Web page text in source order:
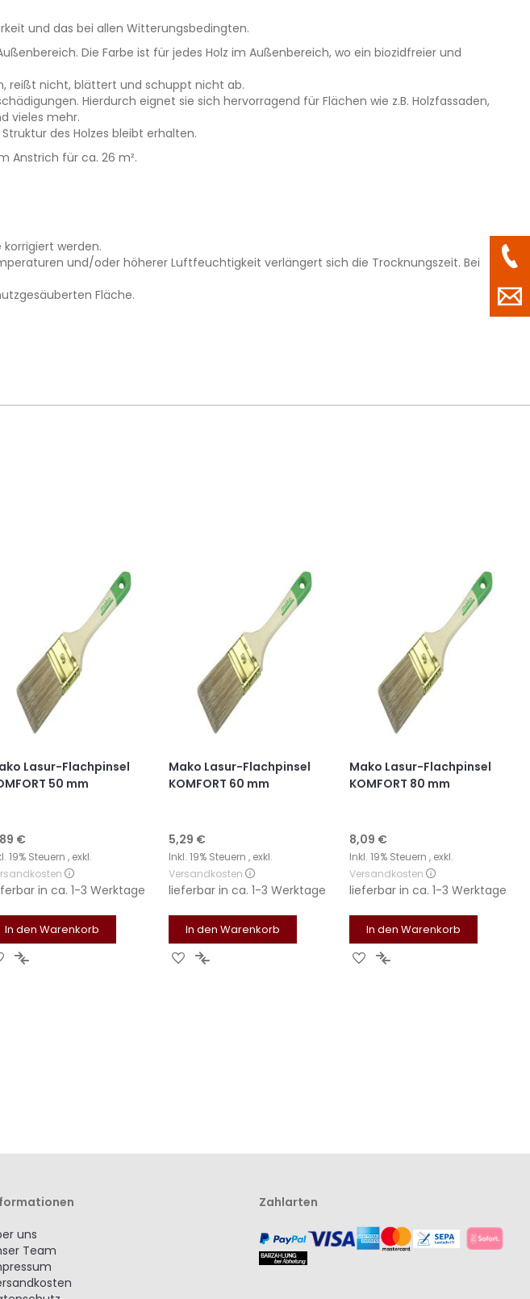
und das bei allen Witterungsbedingten.
Die Farbe ist für jedes Holz im Außenbereich, wo ein biozidfreier und
reißt nicht, blättert und schuppt nicht ab.
Hierdurch eignet sie sich hervorragend für Flächen wie z.B. Holzfassaden,
vieles mehr.
des Holzes bleibt erhalten.
Anstrich für ca. 26 m².
werden.
und/oder höherer Luftfeuchtigkeit verlängert sich die Trocknungszeit. Bei
Fläche.
Lasur-Flachpinsel
50 mm
€
19% Steuern , exkl.
in ca. 1-3 Werktage
In den Warenkorb
Zur Zur
Mako Lasur-Flachpinsel
KOMFORT 60 mm
5,29 €
Inkl. 19% Steuern , exkl.
Versandkosten
lieferbar in ca. 1-3 Werktage
In den Warenkorb
Zur Zur
Mako Lasur-Flachpinsel
KOMFORT 80 mm
8,09 €
Inkl. 19% Steuern , exkl.
Versandkosten
lieferbar in ca. 1-3 Werktage
In den Warenkorb
Zur Zur
uns
Team
Zahlarten